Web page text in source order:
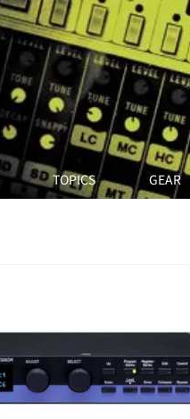
TOPICS GEAR